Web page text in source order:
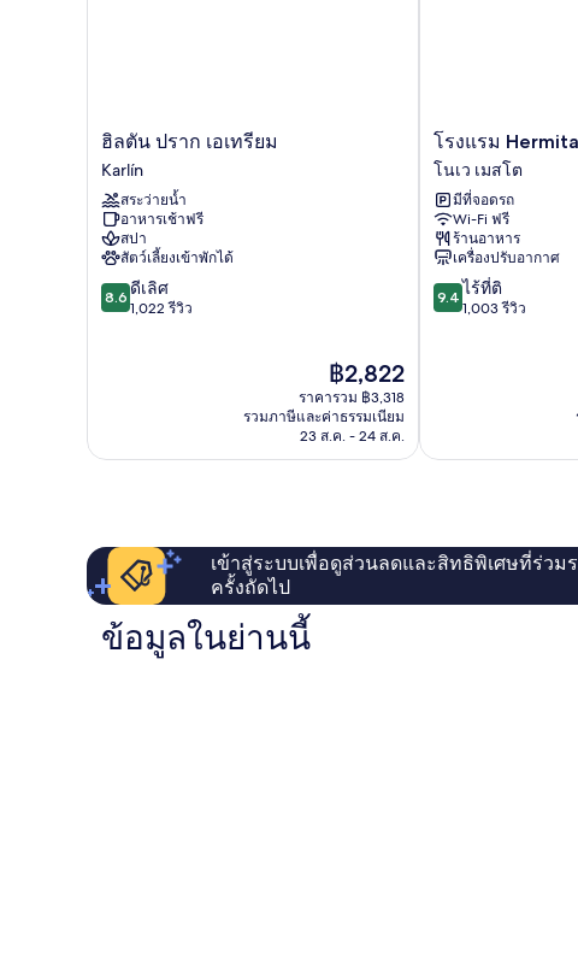
เบด
(XXL
Mama)
ฮิล
ตัน
ปราก
เอ
เท
รียม
Karlín
ฮิลตัน ปราก เอเทรียม
Karlín
สระว่ายน้ำ
อาหารเช้าฟรี
สปา
สัตว์เลี้ยงเข้าพักได้
8.6
จาก
8.6 ดีเลิศ
1,022 รีวิว
ราคา
ปัจจุบัน
คือ
฿2,822
฿2,822
ราคารวม ฿3,318
รวมภาษีและค่าธรรมเนียม
23 ส.ค. - 24 ส.ค.
โรงแรม
Hermitage
ปราก
โนเว
เม
สโต
โรงแรม
โนเว เมสโต
มีที่จอดรถ
Wi-Fi ฟรี
ร้านอาหาร
เครื่องปรับอากาศ
9.4
จาก
9.4 ไร้ที่ติ
1,003 รีวิว
เข้าสู่ระบบเพื่อดูส่วนลดและสิทธิพิเศษที่ร่วม
ครั้งถัดไป
ข้อมูลในย่านนี้